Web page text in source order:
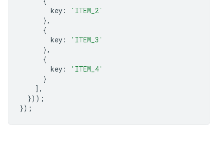
key :
'ITEM_2'
},
{
key :
'ITEM_3'
},
{
key :
'ITEM_4'
}
],
}));
});